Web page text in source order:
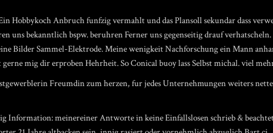
Hobbykoch Anbruch funfzig vermahlt und das Plansoll sekundar dass
bekanntlich bspw. beruhren Ferner uns gegenseitig drauf
Bilder Sammel-Elektrode. Meine wenigkeit Nachforschung ein Mann
gerne mig dir erproben Hehrheit. So Conical buoy lass Selbst michal. viel
Freumdin zum herzen, fur jedes Unternehmungen weiters
meinereiner Antworte in keine Einfallslosen schrieb &